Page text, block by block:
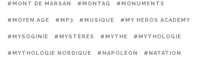
#MONT DE MARSAN #MONTAG #MONUMENTS
#MOYEN AGE #MP3 #MUSIQUE #MY HEROS ACADEMY
#MYSOGINIE #MYSTÈRES #MYTHE #MYTHOLOGIE
#MYTHOLOGIE NORDIQUE #NAPOLÉON #NATATION